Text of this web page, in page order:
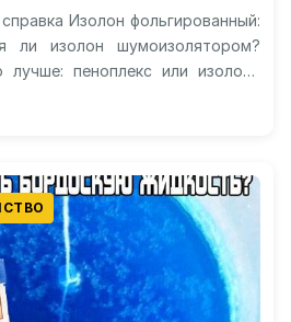
Изолон фольгированный:
ли изолон шумоизолятором?
пеноплекс или изолон?